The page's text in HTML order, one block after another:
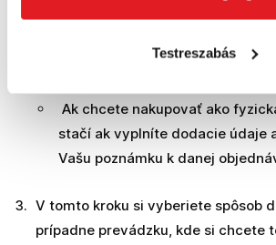
Testreszabás
poznámku, môžete ju napísať na
Ak chcete nakupovať ako
stačí ak vyplníte dodacie údaje
Vašu poznámku k danej
V tomto kroku si vyberiete spôsob
prípadne prevádzku, kde si chcete